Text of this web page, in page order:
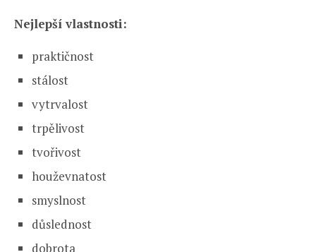
Nejlepší vlastnosti:
praktičnost
stálost
vytrvalost
trpělivost
tvořivost
houževnatost
smyslnost
důslednost
dobrota